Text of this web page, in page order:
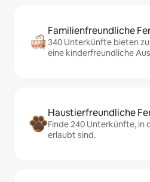
Familienfreundliche
340 Unterkünfte bieten
eine kinderfreundliche
Haustierfreundliche
Finde 240 Unterkünfte, in
erlaubt sind.